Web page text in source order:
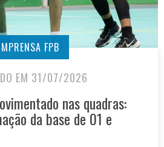
FPB
EM 31/07/2026
nas quadras:
da base de 01 e